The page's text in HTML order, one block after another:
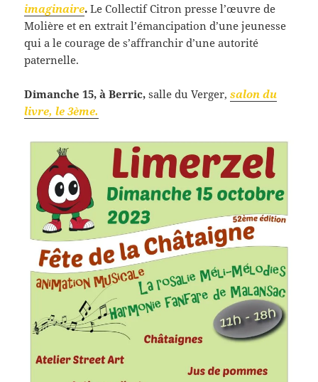
imaginaire. Le Collectif Citron presse l’œuvre de
Molière et en extrait l’émancipation d’une jeunesse
qui a le courage de s’affranchir d’une autorité
paternelle.
Dimanche 15, à Berric, salle du Verger,salon du
livre, le 3ème.